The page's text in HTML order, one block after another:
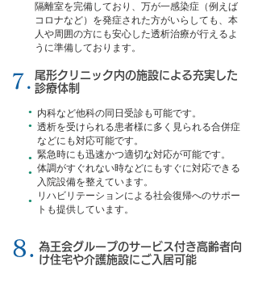
隔離室を完備しており、万が一感染症（例えば
コロナなど）を発症された方がいらしても、本
人や周囲の方にも安心した透析治療が行えるよ
うに準備しております。
7. 尾形クリニック内の施設による充実した
診療体制
●
●
●
●
●
内科など他科の同日受診も可能です。
透析を受けられる患者様に多く見られる合併症
などにも対応可能です。
緊急時にも迅速かつ適切な対応が可能です。
体調がすぐれない時などにもすぐに対応できる
入院設備を整えています。
リハビリテーションによる社会復帰へのサポー
トも提供しています。
8. 為王会グループのサービス付き高齢者向
け住宅や介護施設にご入居可能